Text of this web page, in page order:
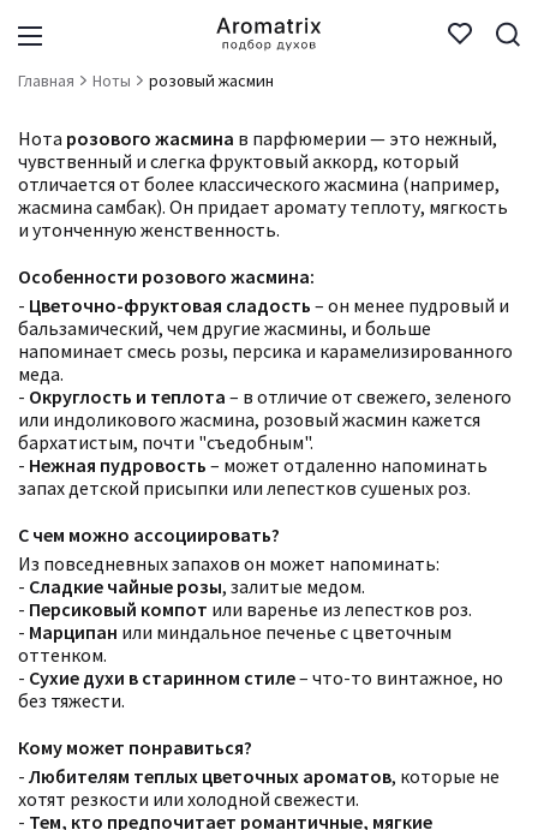
Главная Ноты розовый жасмин
Нота розового жасмина в парфюмерии — это нежный,
чувственный и слегка фруктовый аккорд, который
отличается от более классического жасмина (например,
жасмина самбак). Он придает аромату теплоту, мягкость
и утонченную женственность.
Особенности розового жасмина:
- Цветочно-фруктовая сладость – он менее пудровый и
бальзамический, чем другие жасмины, и больше
напоминает смесь розы, персика и карамелизированного
меда.
- Округлость и теплота – в отличие от свежего, зеленого
или индоликового жасмина, розовый жасмин кажется
бархатистым, почти "съедобным".
- Нежная пудровость – может отдаленно напоминать
запах детской присыпки или лепестков сушеных роз.
С чем можно ассоциировать?
Из повседневных запахов он может напоминать:
- Сладкие чайные розы, залитые медом.
- Персиковый компот или варенье из лепестков роз.
- Марципан или миндальное печенье с цветочным
оттенком.
- Сухие духи в старинном стиле– что-то винтажное, но
без тяжести.
Кому может понравиться?
- Любителям теплых цветочных ароматов, которые не
хотят резкости или холодной свежести.
- Тем, кто предпочитает романтичные, мягкие